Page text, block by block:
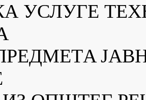
УСЛУГЕ